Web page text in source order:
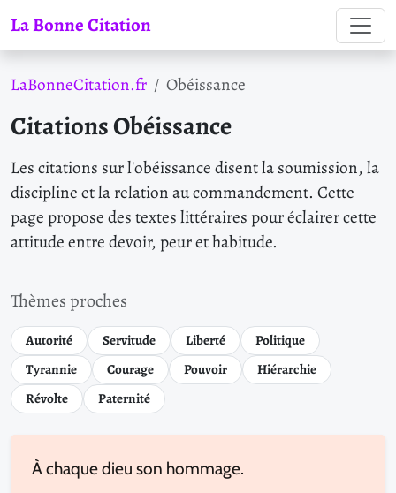
La Bonne Citation
LaBonneCitation.fr Obéissance
Citations Obéissance
Les citations sur l'obéissance disent la soumission, la
discipline et la relation au commandement. Cette
page propose des textes littéraires pour éclairer cette
attitude entre devoir, peur et habitude.
Thèmes proches
Autorité Servitude Liberté
Politique
Tyrannie
Courage Pouvoir
Hiérarchie
Révolte
Paternité
À chaque dieu son hommage.